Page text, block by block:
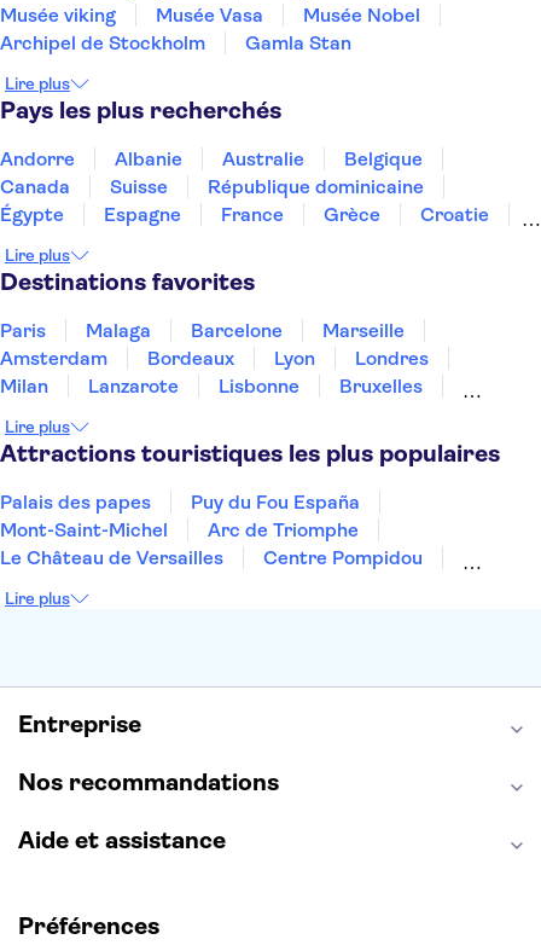
Musée viking
Musée Vasa
Musée Nobel
Archipel de Stockholm
Gamla Stan
Lire plus
Pays les plus recherchés
Andorre Albanie Australie
Belgique
Canada
Suisse
République dominicaine
Égypte
Espagne France Grèce
Croatie
Thaïlande
Tunisie
Lire plus
Destinations favorites
Paris Malaga Barcelone
Marseille
Amsterdam
Bordeaux Lyon
Londres
Milan
Lanzarote Lisbonne
Bruxelles
Dubai
Copenhague Minorque Montpellier
Lire plus
Attractions touristiques les plus populaires
Palais des papes
Puy du Fou España
Mont-Saint-Michel
Arc de Triomphe
Le Château de Versailles
Centre Pompidou
La Chapelle Sixtine
Opéra Garnier
Lire plus
Entreprise
Nos recommandations
Aide et assistance
Préférences